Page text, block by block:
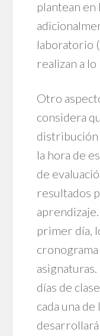
plantean en
laboratorio
realizan a
Otro
considera
distribución
la hora de
de
resultados
primer día,
días de
cada una